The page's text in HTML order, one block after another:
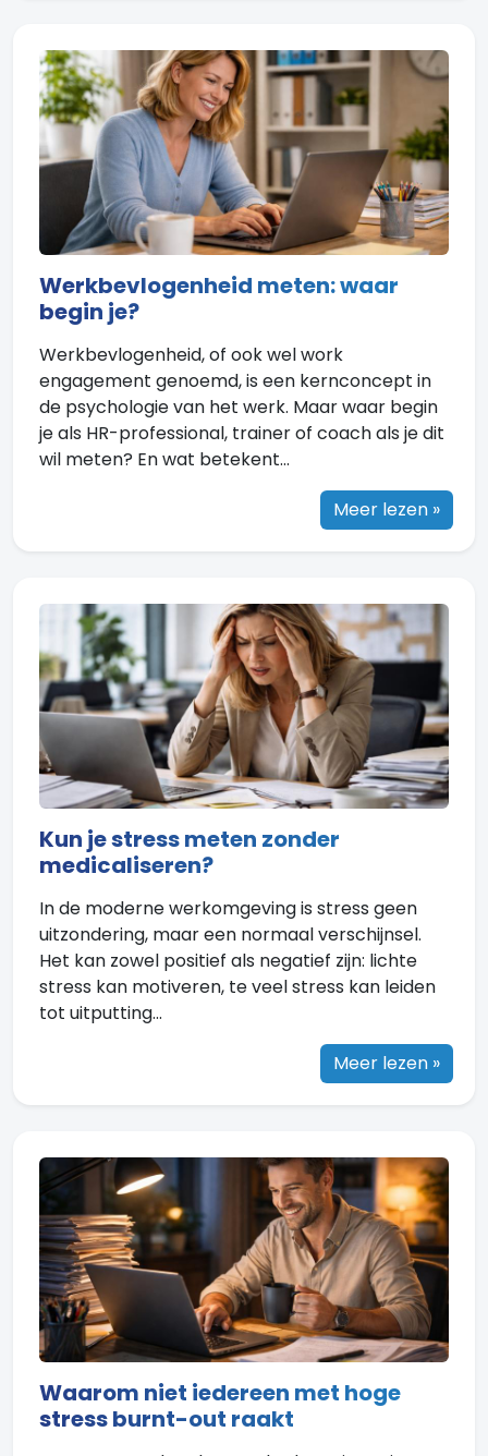
Werkbevlogenheid meten: waar
begin je?
Werkbevlogenheid, of ook wel work
engagement genoemd, is een kernconcept in
de psychologie van het werk. Maar waar begin
je als HR-professional, trainer of coach als je dit
wil meten? En wat betekent...
Meer lezen »
Kun je stress meten zonder
medicaliseren?
In de moderne werkomgeving is stress geen
uitzondering, maar een normaal verschijnsel.
Het kan zowel positief als negatief zijn: lichte
stress kan motiveren, te veel stress kan leiden
tot uitputting...
Meer lezen »
Waarom niet iedereen met hoge
stress burnt-out raakt